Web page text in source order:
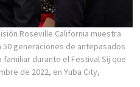
Roseville California muestra
generaciones de antepasados
durante el Festival Sij que
de 2022, en Yuba City,